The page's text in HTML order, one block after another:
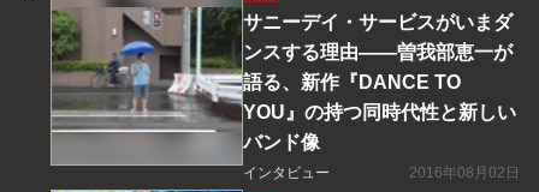
サニーデイ・サービスがいまダ
ンスする理由――曽我部恵一が
語る、新作『DANCE TO
YOU』の持つ同時代性と新しい
バンド像
インタビュー 2016年08月02日